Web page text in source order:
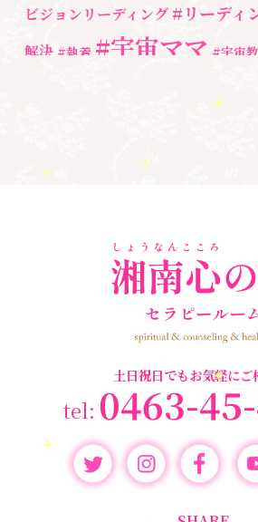
セミナー情報 (17)
ビジョンリーディング #リーディ
解決 #執着 #宇宙ママ #宇宙
#親子のト
＃アセンション ＃イヤーリーディング
バスター養成講座 ＃マタニ
＃心のブロック
土日祝日でもお気軽にご
0463-